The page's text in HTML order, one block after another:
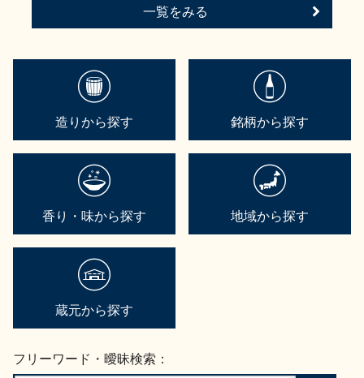
一覧をみる
造りから探す 銘柄から探す
香り・味から探す 地域から探す
蔵元から探す
フリーワード・曖昧検索：